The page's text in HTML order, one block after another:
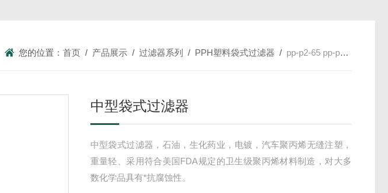
您的位置：首页 / 产品展示 /过滤器系列 / PPH塑料袋式过滤器 / pp-p2-65 pp-p3-40中型袋式过滤器
中型袋式过滤器
中型袋式过滤器，石油，生化药业，电镀，汽车聚丙烯无缝注塑，
重量轻、采用符合美国FDA规定的卫生级聚丙烯材料制造，对大多
数化学品具有*抗腐蚀性。